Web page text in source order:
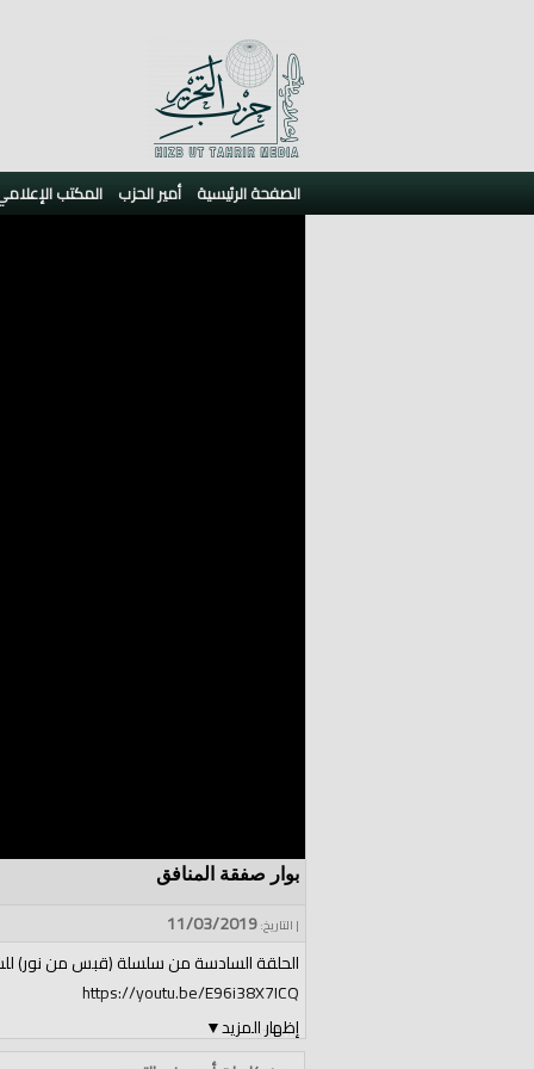
الصفحة الرئيسية أمير الحزب المكتب
بوار صفقة المنافق
| التاريخ:11/03/2019
إظهار المزيد▼
الحلقة السادسة من سلسلة (قبس من نور)
https://youtu.be/E96i38X7ICQ
الفئات:
الولايات والمناطق»الأرض المباركة فلسطين